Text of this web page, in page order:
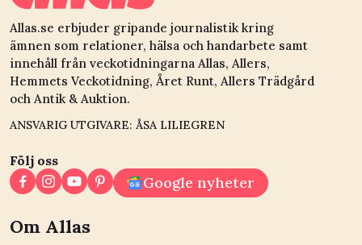
Allas.se erbjuder gripande journalistik kring
ämnen som relationer, hälsa och handarbete samt
innehåll från veckotidningarna Allas, Allers,
Hemmets Veckotidning, Året Runt, Allers Trädgård
och Antik & Auktion.
ANSVARIG UTGIVARE: ÅSA LILIEGREN
Följ oss
Google nyheter
Om Allas